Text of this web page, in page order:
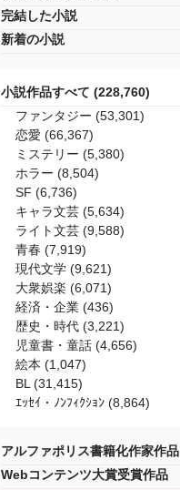
完結した小説
新着の小説
小説作品すべて (228,760)
ファンタジー (53,301)
恋愛 (66,367)
ミステリー (5,380)
ホラー (8,504)
SF (6,736)
キャラ文芸 (5,634)
ライト文芸 (9,588)
青春 (7,919)
現代文学 (9,621)
大衆娯楽 (6,071)
経済・企業 (436)
歴史・時代 (3,221)
児童書・童話 (4,656)
絵本 (1,047)
BL (31,415)
ｴｯｾｲ・ﾉﾝﾌｨｸｼｮﾝ (8,864)
アルファポリス書籍化作家作品
Webコンテンツ大賞受賞作品